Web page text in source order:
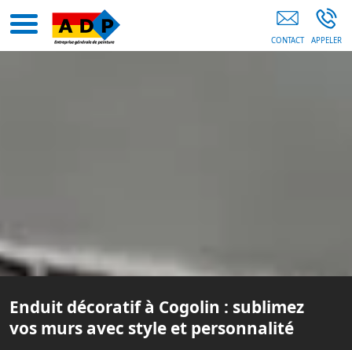
Agencement Decoration Peinture Cogolin
Enduit décoratif à Cogolin : sublimez
vos murs avec style et personnalité